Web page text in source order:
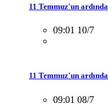
11 Temmuz'un
09:01 10/7
11 Temmuz'un
09:01 08/7